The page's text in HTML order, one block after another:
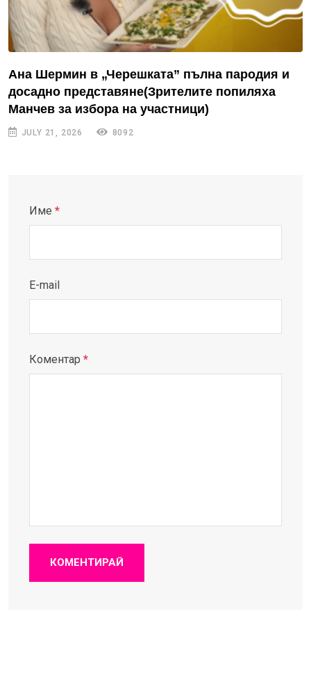
Ана Шермин в „Черешката” пълна пародия и
досадно представяне(Зрителите попиляха
Манчев за избора на участници)
JULY 21, 2026 8092
Име *
E-mail
Коментар *
КОМЕНТИРАЙ